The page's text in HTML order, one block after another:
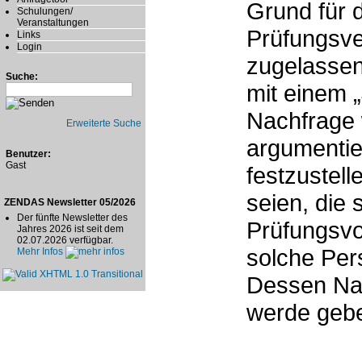
Schulungen/
Veranstaltungen
Links
Login
Suche:
Erweiterte Suche
Benutzer:
Gast
ZENDAS Newsletter 05/2026
Der fünfte Newsletter des
Jahres 2026 ist seit dem
02.07.2026 verfügbar.
Mehr Infos
Grund für
mit einem
seien, die
solche
Dessen
werde